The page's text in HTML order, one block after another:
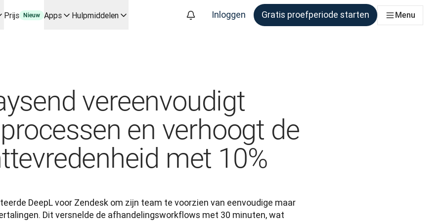
voor belangrijke toepassingen en integraties
van begin tot eind automatiseert, voor elk team dat hier behoefte aan heeft
API
Prijs Nieuw Apps Hulpmiddelen Inloggen Gratis proefperiode starten Menu
vereenvoudigt
en verhoogt de
met 10%
DeepL voor Zendesk om zijn team te voorzien van eenvoudige maar
Dit versnelde de afhandelingsworkflows met 30 minuten, wat